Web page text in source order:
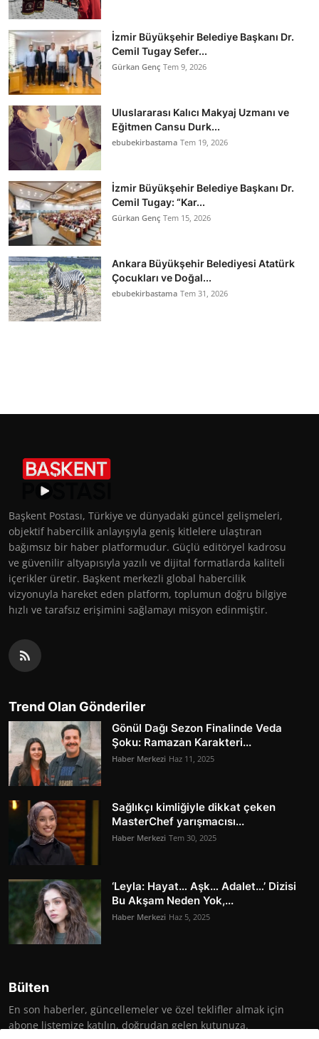
İzmir Büyükşehir Belediye Başkanı Dr.
Cemil Tugay Sefer...
Gürkan Genç Tem 9, 2026
Uluslararası Kalıcı Makyaj Uzmanı ve
Eğitmen Cansu Durk...
ebubekirbastama Tem 19, 2026
İzmir Büyükşehir Belediye Başkanı Dr.
Cemil Tugay: “Kar...
Gürkan Genç Tem 15, 2026
Ankara Büyükşehir Belediyesi Atatürk
Çocukları ve Doğal...
ebubekirbastama Tem 31, 2026
Başkent Postası, Türkiye ve dünyadaki güncel gelişmeleri,
objektif habercilik anlayışıyla geniş kitlelere ulaştıran
bağımsız bir haber platformudur. Güçlü editöryel kadrosu
ve güvenilir altyapısıyla yazılı ve dijital formatlarda kaliteli
içerikler üretir. Başkent merkezli global habercilik
vizyonuyla hareket eden platform, toplumun doğru bilgiye
hızlı ve tarafsız erişimini sağlamayı misyon edinmiştir.
Trend Olan Gönderiler
Gönül Dağı Sezon Finalinde Veda
Şoku: Ramazan Karakteri...
Haber Merkezi Haz 11, 2025
Sağlıkçı kimliğiyle dikkat çeken
MasterChef yarışmacısı...
Haber Merkezi Tem 30, 2025
‘Leyla: Hayat… Aşk… Adalet…’ Dizisi
Bu Akşam Neden Yok,...
Haber Merkezi Haz 5, 2025
Bülten
En son haberler, güncellemeler ve özel teklifler almak için
abone listemize katılın, doğrudan gelen kutunuza.